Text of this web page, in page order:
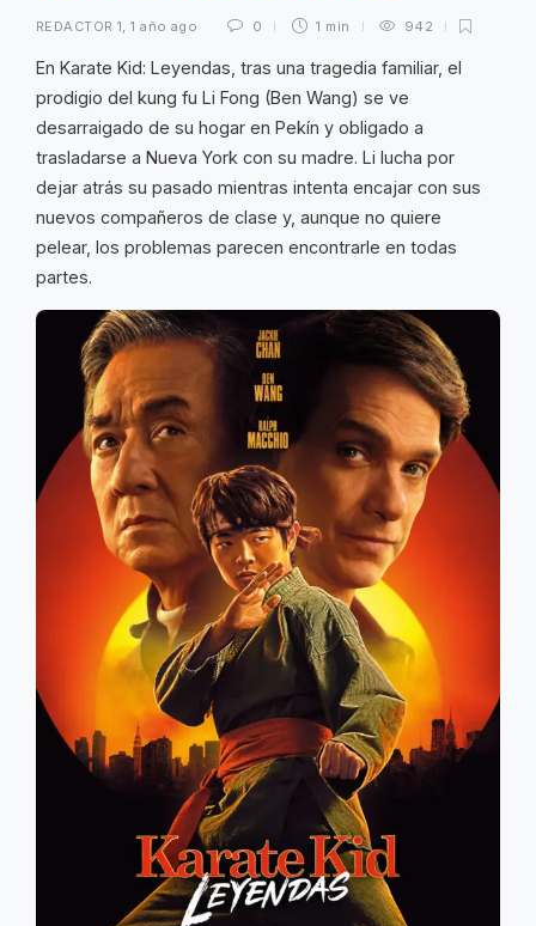
REDACTOR 1,1 año ago 0 1 min 942
En Karate Kid: Leyendas, tras una tragedia familiar, el
prodigio del kung fu Li Fong (Ben Wang) se ve
desarraigado de su hogar en Pekín y obligado a
trasladarse a Nueva York con su madre. Li lucha por
dejar atrás su pasado mientras intenta encajar con sus
nuevos compañeros de clase y, aunque no quiere
pelear, los problemas parecen encontrarle en todas
partes.